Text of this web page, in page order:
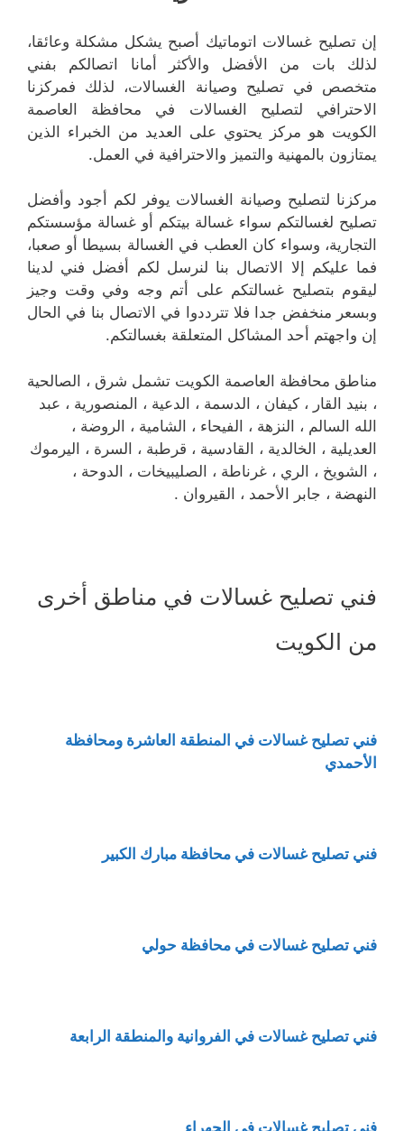
إن تصليح غسالات اتوماتيك أصبح يشكل مشكلة وعائقا،
لذلك بات من الأفضل والأكثر أمانا اتصالكم بفني
متخصص في تصليح وصيانة الغسالات، لذلك فمركزنا
الاحترافي لتصليح الغسالات في محافظة العاصمة
الكويت هو مركز يحتوي على العديد من الخبراء الذين
يمتازون بالمهنية والتميز والاحترافية في العمل.
مركزنا لتصليح وصيانة الغسالات يوفر لكم أجود وأفضل
تصليح لغسالتكم سواء غسالة بيتكم أو غسالة مؤسستكم
التجارية، وسواء كان العطب في الغسالة بسيطا أو صعبا،
فما عليكم إلا الاتصال بنا لنرسل لكم أفضل فني لدينا
ليقوم بتصليح غسالتكم على أتم وجه وفي وقت وجيز
وبسعر منخفض جدا فلا تترددوا في الاتصال بنا في الحال
إن واجهتم أحد المشاكل المتعلقة بغسالتكم.
مناطق محافظة العاصمة الكويت تشمل شرق ، الصالحية
، بنيد القار ، كيفان ، الدسمة ، الدعية ، المنصورية ، عبد
الله السالم ، النزهة ، الفيحاء ، الشامية ، الروضة ،
العديلية ، الخالدية ، القادسية ، قرطبة ، السرة ، اليرموك
، الشويخ ، الري ، غرناطة ، الصليبيخات ، الدوحة ،
النهضة ، جابر الأحمد ، القيروان .
فني تصليح غسالات في مناطق أخرى
من الكويت
فني تصليح غسالات في المنطقة العاشرة ومحافظة
الأحمدي
فني تصليح غسالات في محافظة مبارك الكبير
فني تصليح غسالات في محافظة حولي
فني تصليح غسالات في الفروانية والمنطقة الرابعة